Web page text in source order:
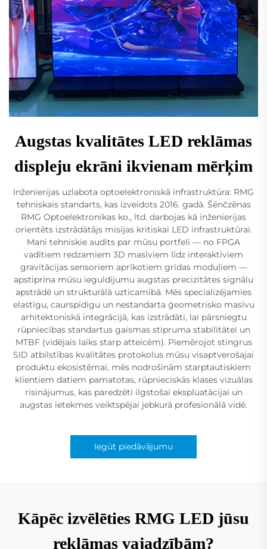
Augstas kvalitātes LED reklāmas
displeju ekrāni ikvienam mērķim
Inženierijas uzlabota optoelektroniskā infrastruktūra: RMG
tehniskais standarts, kas izveidots 2016. gadā. Šēnčzēnas
RMG Optoelektronikas ko., ltd. darbojas kā inženierijas
orientēts izstrādātājs misijas kritiskai LED infrastruktūrai.
Mani tehniskie audits par mūsu portfeli — no FPGA
vadītiem redzamiem 3D masīviem līdz interaktīviem
gravitācijas sensoriem aprīkotiem grīdas moduļiem —
apstiprina mūsu ieguldījumu augstas precizitātes signālu
apstrādē un strukturālā uzticamībā. Mēs specializējamies
elastīgu, caurspīdīgu un nestandarta ģeometrisko masīvu
arhitektoniskā integrācijā, kas izstrādāti, lai pārsniegtu
rūpniecības standartus gaismas stipruma stabilitātei un
MTBF (vidējais laiks starp atteicēm). Piemērojot stingrus
SID atbilstības kvalitātes protokolus mūsu visaptverošajai
produktu ekosistēmai, mēs nodrošinām starptautiskiem
klientiem datiem pamatotas, rūpnieciskās klases vizuālas
risinājumus, kas paredzēti ilgstošai ekspluatācijai un
augstas ietekmes veiktspējai jebkurā profesionālā vidē.
Iegūt piedāvājumu
Kāpēc izvēlēties RMG LED jūsu
reklāmas vajadzībām?